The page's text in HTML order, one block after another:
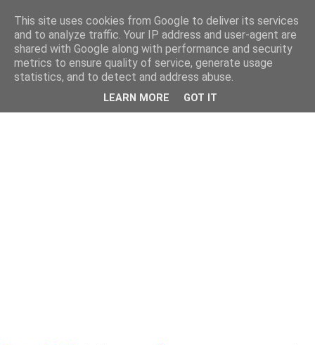
This site uses cookies from Google to deliver its services
and to analyze traffic. Your IP address and user-agent are
shared with Google along with performance and security
metrics to ensure quality of service, generate usage
statistics, and to detect and address abuse.
LEARN MORE GOT IT